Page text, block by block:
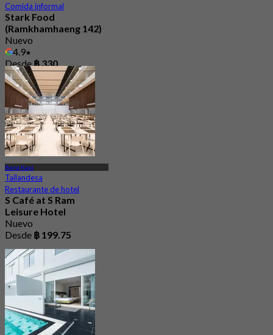
Comida informal
Stark Food
(Ramkhamhaeng 142)
Nuevo
4.9
Desde ฿ 330
Bang Kapi
Tailandesa
Restaurante de hotel
S Café at S Ram
Leisure Hotel
Nuevo
Desde ฿ 199.75